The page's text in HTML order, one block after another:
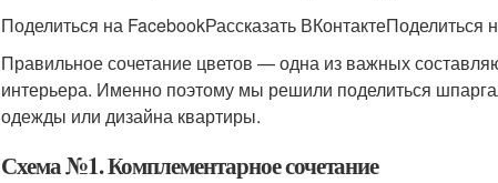
Поделиться на FacebookРассказать ВКонтактеПоделиться
Правильное сочетание цветов — одна из важных
интерьера. Именно поэтому мы решили поделиться
одежды или дизайна квартиры.
Схема №1. Комплементарное сочетание